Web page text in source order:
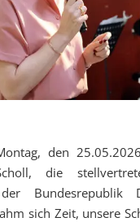
den
die
Bundesrepublik
sich Zeit, unsere